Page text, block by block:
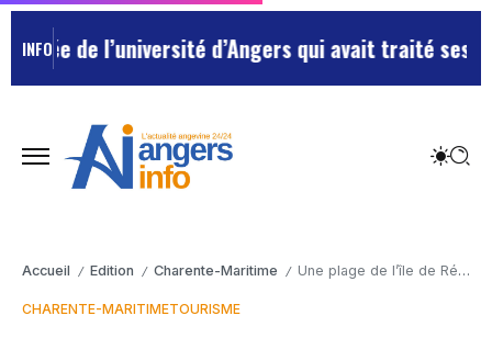
INFO
de l’université d’Angers qui avait traité ses chefs
Accueil / Edition / Charente-Maritime / Une plage de l’île de Ré toujours dévastée par les tempêtes hivernales dans l’attente de financements
CHARENTE-MARITIMETOURISME